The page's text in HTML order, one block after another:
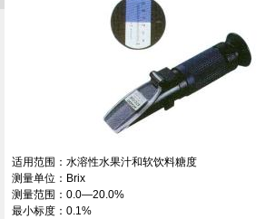
适用范围：水溶性水果汁和软饮料糖度
测量单位： Brix
测量范围： 0.0—20.0%
最小标度： 0.1%